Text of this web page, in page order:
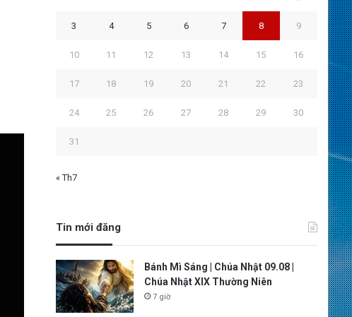
3 4 5 6 7 8 9
10 11 12 13 14 15 16
17 18 19 20 21 22 23
24 25 26 27 28 29 30
31
« Th7
Tin mới đăng
Bánh Mì Sáng | Chúa Nhật 09.08 |
Chúa Nhật XIX Thường Niên
7 giờ